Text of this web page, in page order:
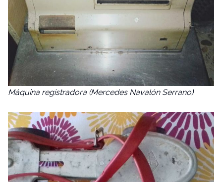
Máquina registradora (Mercedes Navalón Serrano)